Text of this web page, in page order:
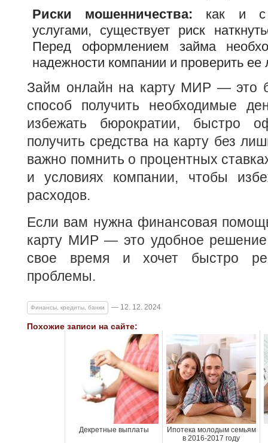
Риски мошенничества: как и с
услугами, существует риск
Перед оформлением займа
надежности компании и проверить ее
Займ онлайн на карту МИР — это
способ получить необходимые
избежать бюрократии, быстро
получить средства на карту без
важно помнить о процентных
и условиях компании, чтобы
расходов.
Если вам нужна финансовая
карту МИР — это удобное решение
свое время и хочет быстро
проблемы.
Финансы, кредиты, банки — 12. 12. 2024
Похожие записи на сайте:
Декретные выплаты
Ипотека молодым семьям
в 2016-2017 году